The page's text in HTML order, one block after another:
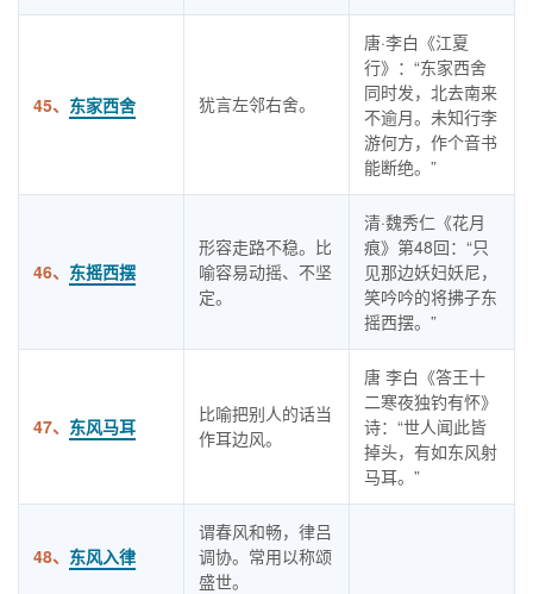
45、 东家西舍 犹言左邻右舍。
唐·李白《江夏
行》：“东家西舍
同时发，北去南来
不逾月。未知行李
游何方，作个音书
能断绝。”
46、 东摇西摆
形容走路不稳。比
喻容易动摇、不坚
定。
清·魏秀仁《花月
痕》第48回：“只
见那边妖妇妖尼，
笑吟吟的将拂子东
摇西摆。”
47、 东风马耳
比喻把别人的话当
作耳边风。
唐 李白《答王十
二寒夜独钓有怀》
诗：“世人闻此皆
掉头，有如东风射
马耳。”
48、 东风入律
谓春风和畅，律吕
调协。常用以称颂
盛世。